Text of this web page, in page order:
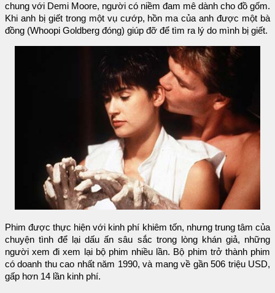
chung với Demi Moore, người có niềm đam mê dành cho đồ gốm.
Khi anh bị giết trong một vụ cướp, hồn ma của anh được một bà
đồng (Whoopi Goldberg đóng) giúp đỡ để tìm ra lý do mình bị giết.
Phim được thực hiện với kinh phí khiêm tốn, nhưng trung tâm của
chuyện tình để lại dấu ấn sâu sắc trong lòng khán giả, những
người xem đi xem lại bộ phim nhiều lần. Bộ phim trở thành phim
có doanh thu cao nhất năm 1990, và mang về gần 506 triệu USD,
gấp hơn 14 lần kinh phí.